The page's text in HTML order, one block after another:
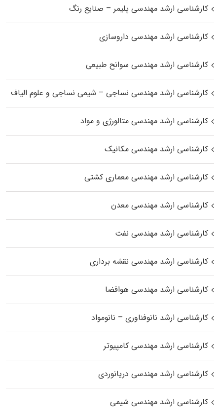
کارشناسی ارشد مهندسی پلیمر – صنایع رنگ
کارشناسی ارشد مهندسی داروسازی
کارشناسی ارشد مهندسی سوانح طبیعی
کارشناسی ارشد مهندسی نساجی – شیمی نساجی و علوم الیاف
کارشناسی ارشد مهندسی متالورژی و مواد
کارشناسی ارشد مهندسی مکانیک
کارشناسی ارشد مهندسی معماری کشتی
کارشناسی ارشد مهندسی معدن
کارشناسی ارشد مهندسی نفت
کارشناسی ارشد مهندسی نقشه برداری
کارشناسی ارشد مهندسی هوافضا
کارشناسی ارشد نانوفناوری – نانومواد
کارشناسی ارشد مهندسی کامپیوتر
کارشناسی ارشد مهندسی دریانوردی
کارشناسی ارشد مهندسی شیمی